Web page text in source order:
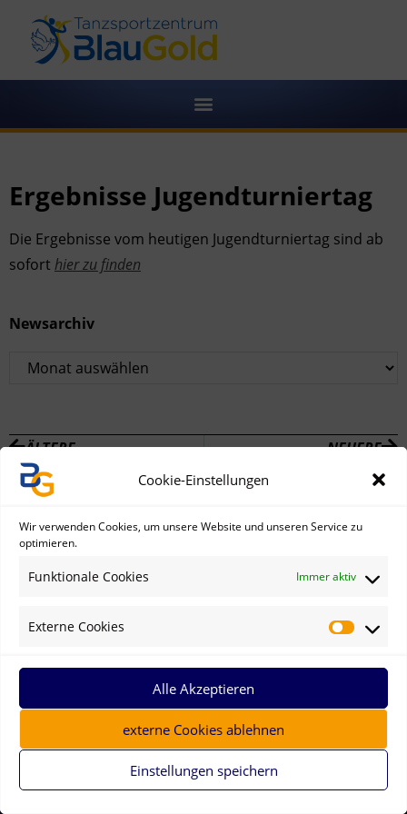
Cookie-Einstellungen
Wir verwenden Cookies, um unsere Website und unseren Service zu
optimieren.
Funktionale Cookies Immer aktiv
Externe Cookies
Alle Akzeptieren
externe Cookies ablehnen
Einstellungen speichern
Ergebnisse Jugendturniertag
Die Ergebnisse vom heutigen Jugendturniertag sind ab
sofort hier zu finden
Newsarchiv
ÄLTERE NEUERE